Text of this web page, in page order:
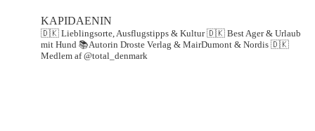
KAPIDAENIN
🇩🇰 Lieblingsorte, Ausflugstipps & Kultur🇩🇰 Best Ager & Urlaub
mit Hund 📚Autorin Droste Verlag & MairDumont & Nordis 🇩🇰
Medlem af @total_denmark